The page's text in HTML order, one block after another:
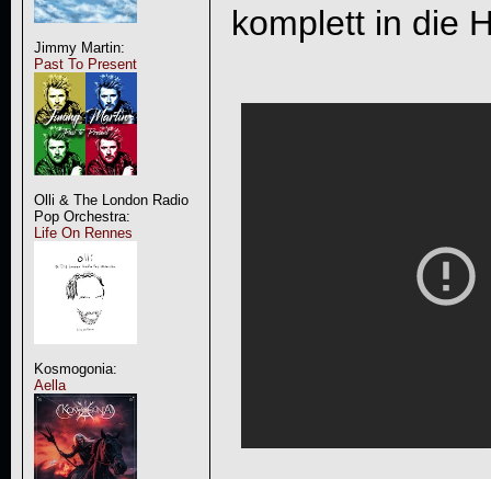
Jimmy Martin:
Past To Present
Olli & The London Radio
Pop Orchestra:
Life On Rennes
Kosmogonia:
Aella
komplett in die